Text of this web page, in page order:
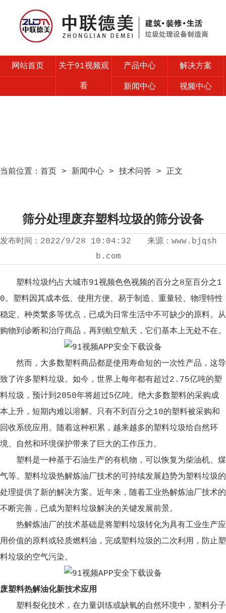
网站首页 关于91视频观
看
产品中心 解决方案
新闻中心 视频中心
当前位置： 首页 > 新闻中心 > 技术问答 > 正文
筛分处理废弃塑料垃圾的筛分设备
发布时间： 2022/9/28 10:04:32 来源： www.bjqsh
b.com
塑料垃圾约占大城市91视频色色视频的百分之8至百分之1
0。塑料因其成本低、使用方便、易于制造、重量轻、物理特性
稳定、种类繁多等优点，已成为日常生活中不可缺少的原料。从
购物到诊断和治疗商品，再到航空航天，它们基本上无处不在。
然而，大多数塑料商品都是使用寿命短的一次性产品，这导
致了许多塑料垃圾。如今，世界上每年都有超过2.75亿吨的塑
料垃圾，预计到2050年将超过5亿吨。绝大多数塑料的采购成
本上升，短期内难以溶解。只有不到百分之10的塑料被采购和
回收系统应用。随着这种积累，越来越多的塑料垃圾给自然环
境、自然和环境保护带来了巨大的工作压力。
塑料是一种基于石油生产的有机物，可以恢复为柴油机、煤
气等。塑料垃圾热解炼油厂技术的可持续发展趋势为塑料垃圾的
处理提供了新的解决方案。近年来，随着工业热解炼油厂技术的
不断完善，已成为塑料垃圾解决的关键发展前景。
热解炼油厂的技术基础是将塑料垃圾转化为具有工业生产应
用价值的原料或轻质燃料油，完成塑料垃圾的二次利用，防止塑
料垃圾的空气污染。
废塑料热解油化新技术应用
塑料裂化技术，在力量训练或缺氧的自然环境中，塑料分子